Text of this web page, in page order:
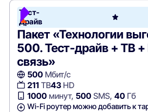
Тест-
Драйв
Пакет «Технологии
500. Тест-драйв + ТВ
связь»
500Мбит/с
211 ТВ43HD
1000минут, 500SMS, 40Гб
Wi-Fi роутер можно добавить к